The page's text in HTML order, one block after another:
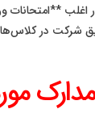
**امتحانات
شرکت در